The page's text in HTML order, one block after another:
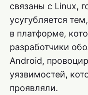
связаны с Linux,
усугубляется
в платформе,
разработчики
Android,
уязвимостей,
проявляли.